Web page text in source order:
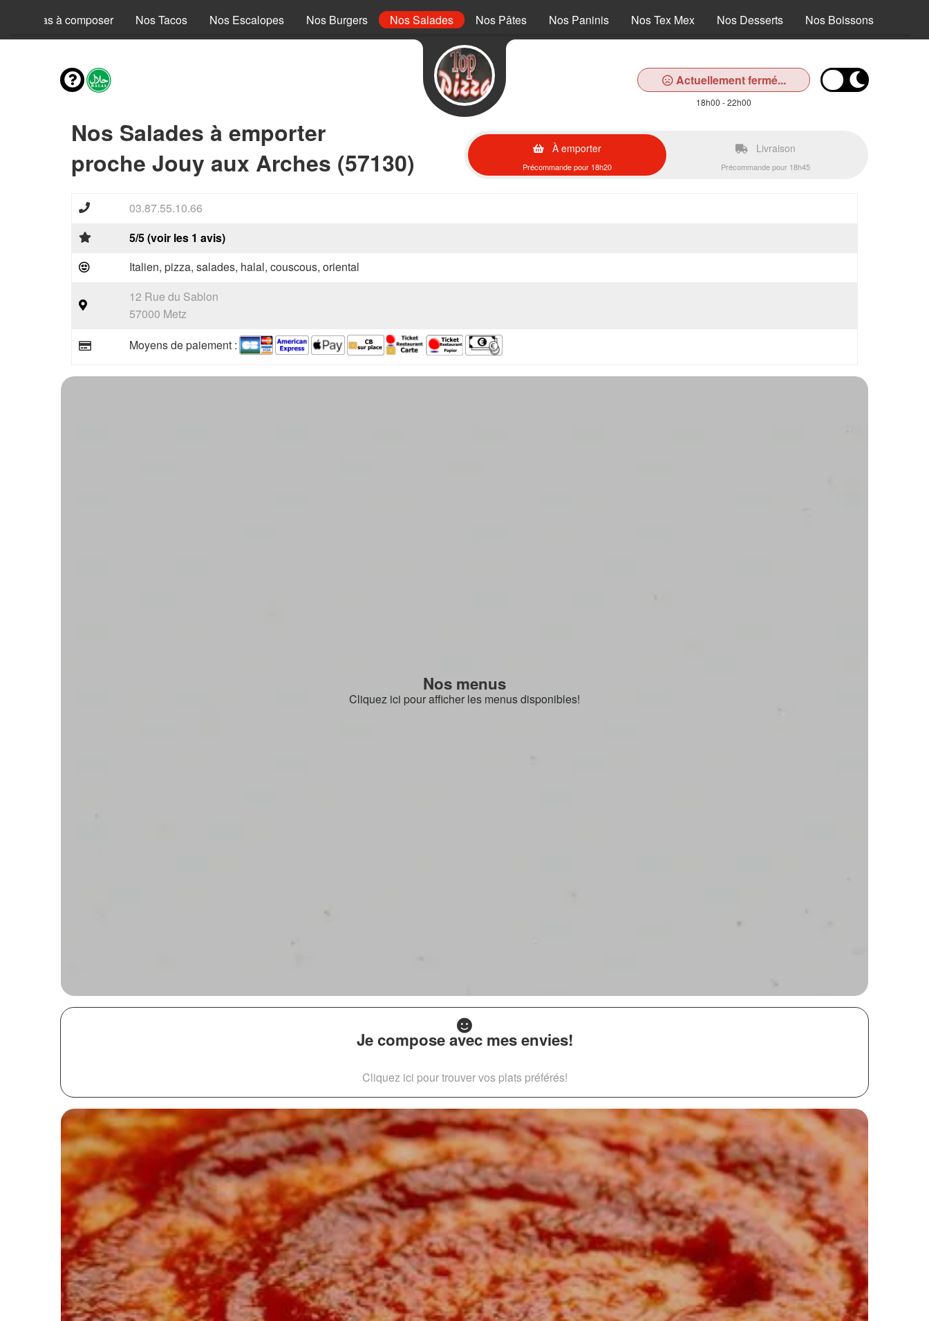
Pizzas à composer Nos Tacos Nos Escalopes Nos Burgers Nos Salades Nos Pâtes Nos Paninis Nos Tex Mex Nos Desserts Nos Boissons
Actuellement fermé...
18h00 - 22h00
Nos Salades à emporter
proche Jouy aux Arches (57130)
À emporter
Précommande pour 18h20
Livraison
Précommande pour 18h45
03.87.55.10.66
5/5 (voir les 1 avis)
Italien, pizza, salades, halal, couscous, oriental
12 Rue du Sablon
57000 Metz
Moyens de paiement :
Nos menus
Cliquez ici pour afficher les menus disponibles!
Je compose avec mes envies!
Cliquez ici pour trouver vos plats préférés!